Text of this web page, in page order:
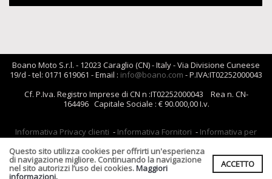
Boano Moto S.r.l. - 12023 Caraglio (CN) - Italy - Via Divisione Cuneese
19/d - tel: 0171 619061 - Email : info@boano.com - P.IVA:IT02252000043
Cf. P.Iva. Registro Imprese di CN n :IT02252000043 Rea n. CN-
164496 Capitale Sociale : € 90.000,00 I.v.
Informativa Privacy clienti - Informativa Fornitori - Informativa per
coloro che inviano i curriculum-Informativa cookies
Condizioni di Vendita
Questo sito utilizza cookies per offrirti un'esperienza
di navigazione migliore. Continuando la navigazione
nel sito autorizzi l’uso dei cookies.Maggiori
informazioni.
ACCETTO